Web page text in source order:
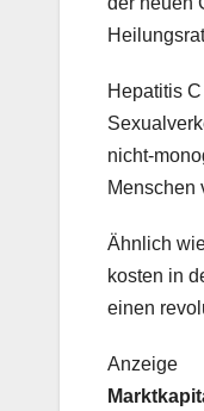
Hepatitis
nicht-
Menschen
Ähnlich
kosten in
einen
Anzeige